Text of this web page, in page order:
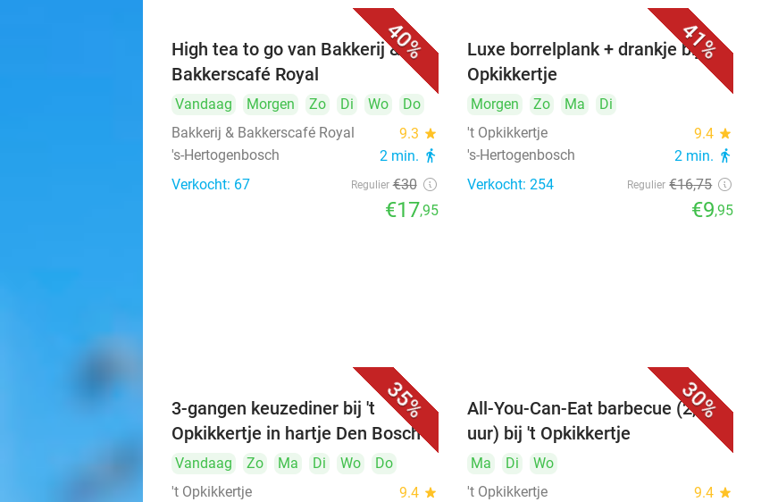
40%
High tea to go van Bakkerij &
Bakkerscafé Royal
Vandaag Morgen Zo Di Wo
Do
Bakkerij & Bakkerscafé Royal
9.3 star
's-Hertogenbosch 2 min. directions_walk
Verkocht: 67 Regulier €30
€17,95
41%
Luxe borrelplank + drankje bij 't
Opkikkertje
Morgen Zo Ma
Di
't Opkikkertje
9.4 star
's-Hertogenbosch 2 min. directions_walk
Verkocht: 254 Regulier €16,75
€9,95
35%
3-gangen keuzediner bij 't
Opkikkertje in hartje Den Bosch
Vandaag Zo Ma Di Wo
Do
't Opkikkertje
9.4 star
30%
All-You-Can-Eat barbecue (2,5
uur) bij 't Opkikkertje
Ma Di
Wo
't Opkikkertje
9.4 star